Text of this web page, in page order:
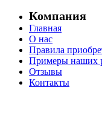
Компания
Главная
О нас
Правила
Примеры наших
Отзывы
Контакты